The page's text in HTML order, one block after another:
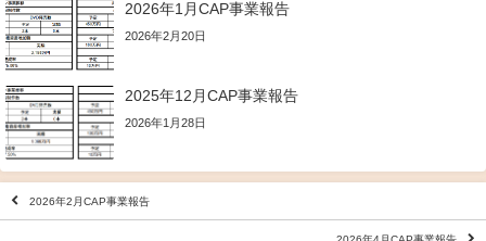
2026年1月CAP事業報告
2026年2月20日
2025年12月CAP事業報告
2026年1月28日
2026年2月CAP事業報告